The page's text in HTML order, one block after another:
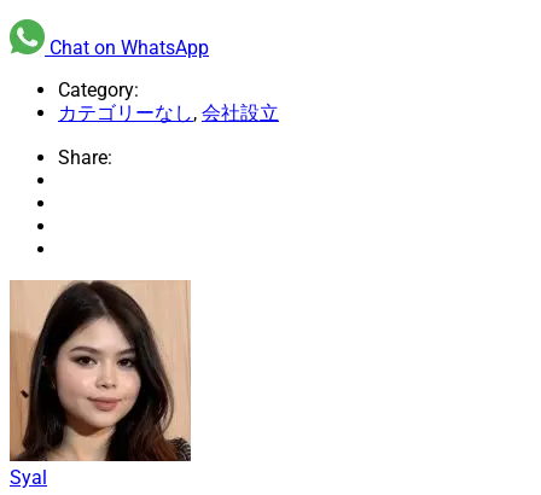
Chat on WhatsApp
Category:
カテゴリーなし, 会社設立
Share:
Syal